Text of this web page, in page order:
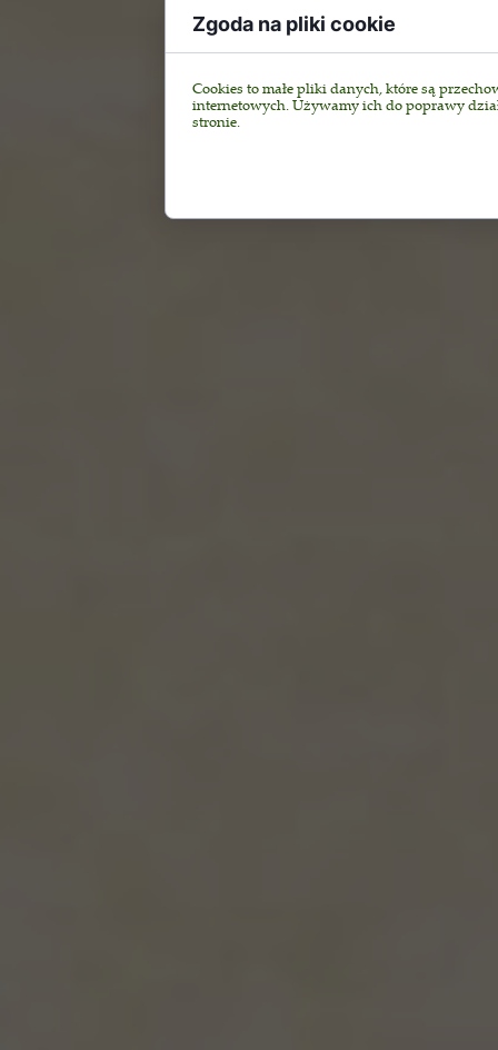
Zgoda na pliki cookie
Cookies to małe pliki danych, które są
internetowych. Używamy ich do poprawy
stronie.